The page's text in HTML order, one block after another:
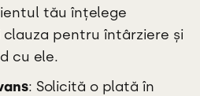
tău înțelege
clauza pentru întârziere și
cu ele.
: Solicită o plată în